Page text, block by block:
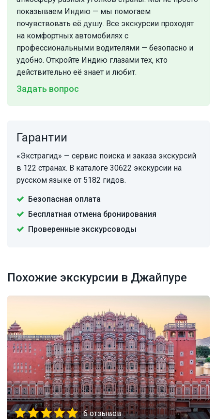
показываем Индию — мы помогаем
почувствовать её душу. Все экскурсии проходят
на комфортных автомобилях с
профессиональными водителями — безопасно и
удобно. Откройте Индию глазами тех, кто
действительно её знает и любит.
Задать вопрос
Гарантии
«Экстрагид» — сервис поиска и заказа экскурсий
в 122 странах. В каталоге 30622 экскурсии на
русском языке от 5182 гидов.
Безопасная оплата
Бесплатная отмена бронирования
Проверенные экскурсоводы
Похожие экскурсии в Джайпуре
6 отзывов